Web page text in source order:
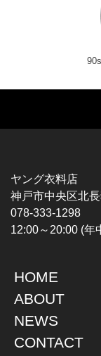
MUSIC TEE
HARDCORE /
PROGLESSIVE
POPS
SOUL / R&B
TOPS
L / S SHIRT
S / S SHIRT
HAWAIIAN SHIRT
ヤング衣料店
神戸市中央区北
078-333-1298
12:00～20:00 (年
HOME
ABOUT
NEWS
CONTACT